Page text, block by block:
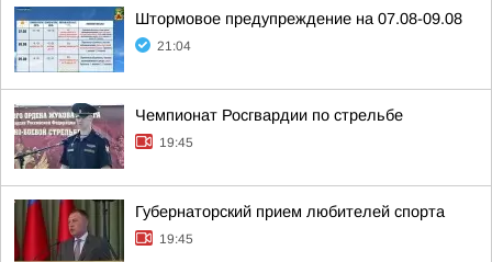
Штормовое предупреждение на 07.08-09.08
21:04
Чемпионат Росгвардии по стрельбе
19:45
Губернаторский прием любителей спорта
19:45